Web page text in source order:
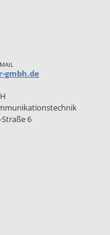
gmbh.de
6